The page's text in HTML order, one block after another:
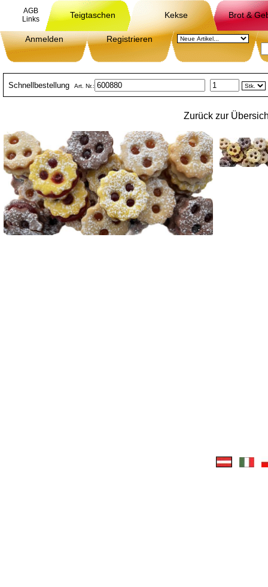
AGB
Links
Teigtaschen Kekse Brot &
Anmelden Registrieren
Schnellbestellung Art. Nr.:
Zurück zur